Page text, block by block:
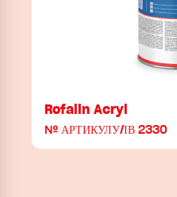
Rofalin Acryl
№ АРТИКУЛУ/ІВ 2330